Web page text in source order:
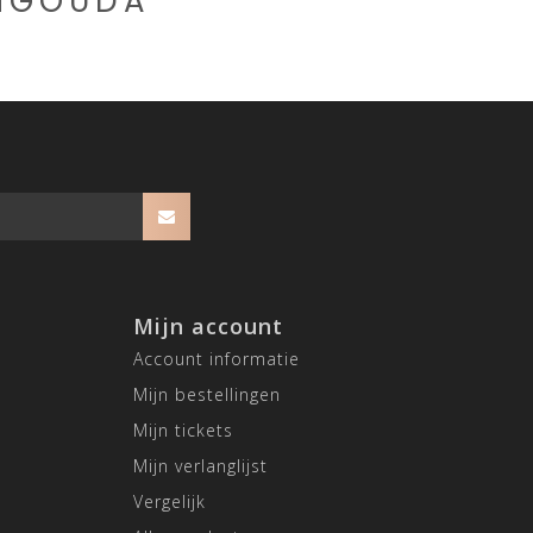
Mijn account
Account informatie
Mijn bestellingen
Mijn tickets
Mijn verlanglijst
Vergelijk